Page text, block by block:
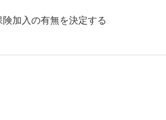
加入の有無を決定する